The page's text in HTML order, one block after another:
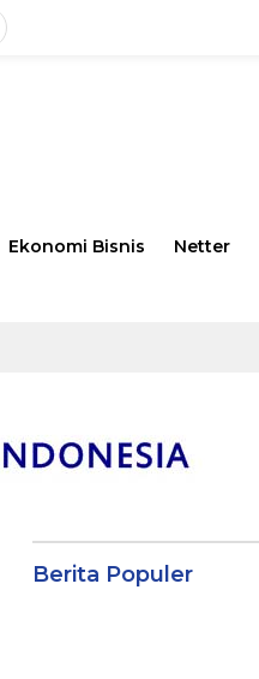
Ekonomi Bisnis Netter
Berita Populer